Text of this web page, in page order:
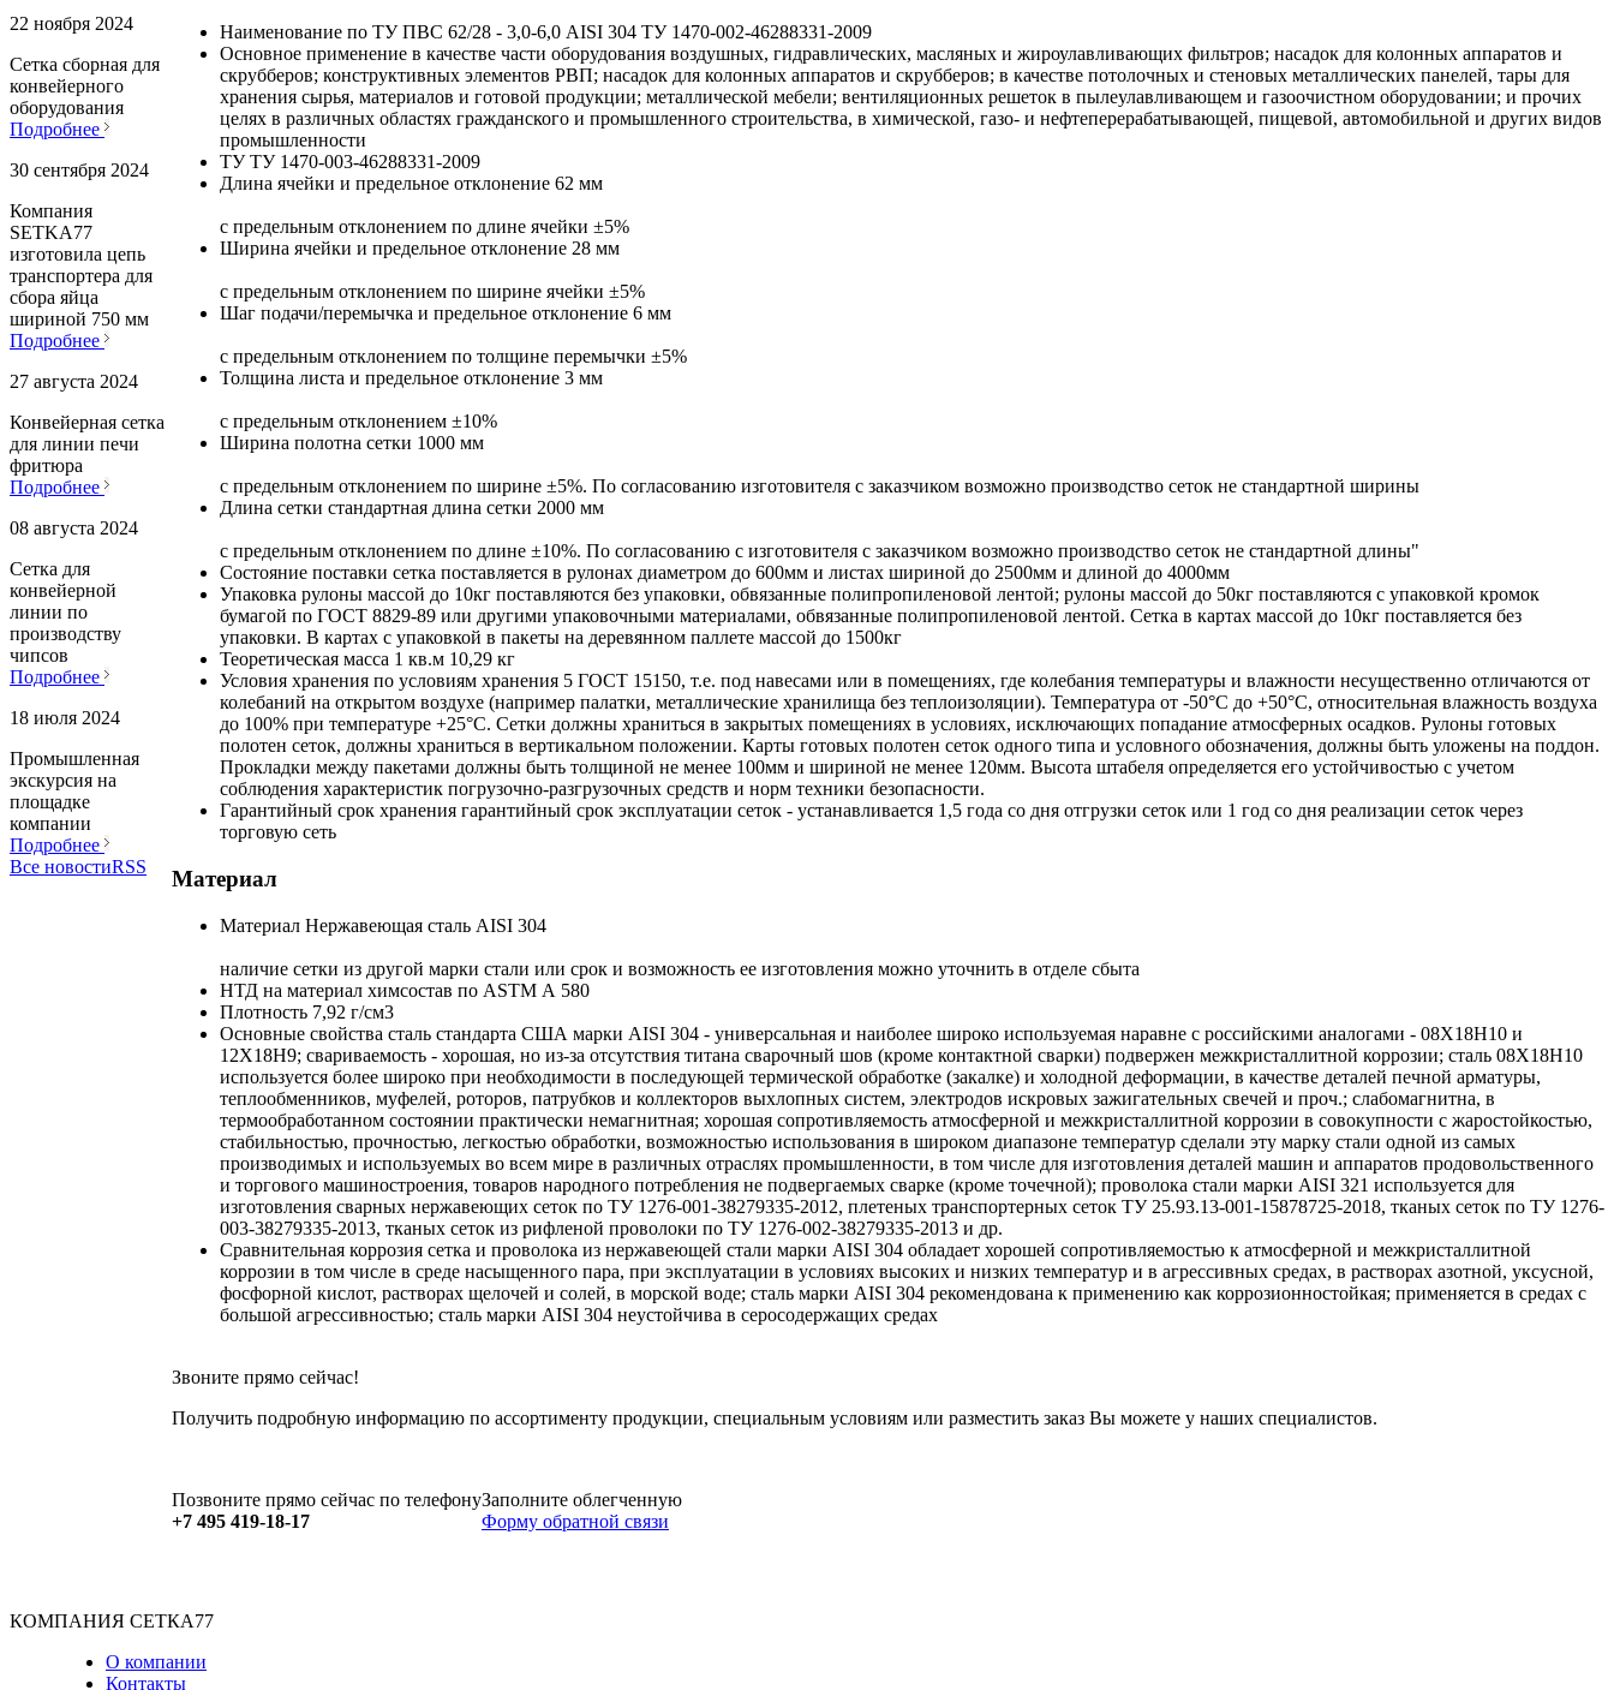
22 ноября 2024
Сетка сборная для
конвейерного
оборудования
Подробнее
30 сентября 2024
Компания
SETKA77
изготовила цепь
транспортера для
сбора яйца
шириной 750 мм
Подробнее
27 августа 2024
Конвейерная сетка
для линии печи
фритюра
Подробнее
08 августа 2024
Сетка для
конвейерной
линии по
производству
чипсов
Подробнее
18 июля 2024
Промышленная
экскурсия на
площадке
компании
Подробнее
Все новостиRSS
Наименование по ТУ ПВС 62/28 - 3,0-6,0 AISI 304 ТУ 1470-002-46288331-2009
Основное применение в качестве части оборудования воздушных, гидравлических, масляных и жироулавливающих фильтров; насадок для колонных аппаратов и
скрубберов; конструктивных элементов РВП; насадок для колонных аппаратов и скрубберов; в качестве потолочных и стеновых металлических панелей, тары для
хранения сырья, материалов и готовой продукции; металлической мебели; вентиляционных решеток в пылеулавливающем и газоочистном оборудовании; и прочих
целях в различных областях гражданского и промышленного строительства, в химической, газо- и нефтеперерабатывающей, пищевой, автомобильной и других видов
промышленности
ТУ ТУ 1470-003-46288331-2009
Длина ячейки и предельное отклонение 62 мм
с предельным отклонением по длине ячейки ±5%
Ширина ячейки и предельное отклонение 28 мм
с предельным отклонением по ширине ячейки ±5%
Шаг подачи/перемычка и предельное отклонение 6 мм
с предельным отклонением по толщине перемычки ±5%
Толщина листа и предельное отклонение 3 мм
с предельным отклонением ±10%
Ширина полотна сетки 1000 мм
с предельным отклонением по ширине ±5%. По согласованию изготовителя с заказчиком возможно производство сеток не стандартной ширины
Длина сетки стандартная длина сетки 2000 мм
с предельным отклонением по длине ±10%. По согласованию с изготовителя с заказчиком возможно производство сеток не стандартной длины"
Состояние поставки сетка поставляется в рулонах диаметром до 600мм и листах шириной до 2500мм и длиной до 4000мм
Упаковка рулоны массой до 10кг поставляются без упаковки, обвязанные полипропиленовой лентой; рулоны массой до 50кг поставляются с упаковкой кромок
бумагой по ГОСТ 8829-89 или другими упаковочными материалами, обвязанные полипропиленовой лентой. Сетка в картах массой до 10кг поставляется без
упаковки. В картах с упаковкой в пакеты на деревянном паллете массой до 1500кг
Теоретическая масса 1 кв.м 10,29 кг
Условия хранения по условиям хранения 5 ГОСТ 15150, т.е. под навесами или в помещениях, где колебания температуры и влажности несущественно отличаются от
колебаний на открытом воздухе (например палатки, металлические хранилища без теплоизоляции). Температура от -50°С до +50°С, относительная влажность воздуха
до 100% при температуре +25°С. Сетки должны храниться в закрытых помещениях в условиях, исключающих попадание атмосферных осадков. Рулоны готовых
полотен сеток, должны храниться в вертикальном положении. Карты готовых полотен сеток одного типа и условного обозначения, должны быть уложены на поддон.
Прокладки между пакетами должны быть толщиной не менее 100мм и шириной не менее 120мм. Высота штабеля определяется его устойчивостью с учетом
соблюдения характеристик погрузочно-разгрузочных средств и норм техники безопасности.
Гарантийный срок хранения гарантийный срок эксплуатации сеток - устанавливается 1,5 года со дня отгрузки сеток или 1 год со дня реализации сеток через
торговую сеть
Материал
Материал Нержавеющая сталь AISI 304
наличие сетки из другой марки стали или срок и возможность ее изготовления можно уточнить в отделе сбыта
НТД на материал химсостав по ASTM А 580
Плотность 7,92 г/см3
Основные свойства сталь стандарта США марки AISI 304 - универсальная и наиболее широко используемая наравне с российскими аналогами - 08Х18Н10 и
12Х18Н9; свариваемость - хорошая, но из-за отсутствия титана сварочный шов (кроме контактной сварки) подвержен межкристаллитной коррозии; сталь 08Х18Н10
используется более широко при необходимости в последующей термической обработке (закалке) и холодной деформации, в качестве деталей печной арматуры,
теплообменников, муфелей, роторов, патрубков и коллекторов выхлопных систем, электродов искровых зажигательных свечей и проч.; слабомагнитна, в
термообработанном состоянии практически немагнитная; хорошая сопротивляемость атмосферной и межкристаллитной коррозии в совокупности с жаростойкостью,
стабильностью, прочностью, легкостью обработки, возможностью использования в широком диапазоне температур сделали эту марку стали одной из самых
производимых и используемых во всем мире в различных отраслях промышленности, в том числе для изготовления деталей машин и аппаратов продовольственного
и торгового машиностроения, товаров народного потребления не подвергаемых сварке (кроме точечной); проволока стали марки AISI 321 используется для
изготовления сварных нержавеющих сеток по ТУ 1276-001-38279335-2012, плетеных транспортерных сеток ТУ 25.93.13-001-15878725-2018, тканых сеток по ТУ 1276-
003-38279335-2013, тканых сеток из рифленой проволоки по ТУ 1276-002-38279335-2013 и др.
Сравнительная коррозия сетка и проволока из нержавеющей стали марки AISI 304 обладает хорошей сопротивляемостью к атмосферной и межкристаллитной
коррозии в том числе в среде насыщенного пара, при эксплуатации в условиях высоких и низких температур и в агрессивных средах, в растворах азотной, уксусной,
фосфорной кислот, растворах щелочей и солей, в морской воде; сталь марки AISI 304 рекомендована к применению как коррозионностойкая; применяется в средах с
большой агрессивностью; сталь марки AISI 304 неустойчива в серосодержащих средах
Звоните прямо сейчас!
Получить подробную информацию по ассортименту продукции, специальным условиям или разместить заказ Вы можете у наших специалистов.
Позвоните прямо сейчас по телефону
+7 495 419-18-17
Заполните облегченную
Форму обратной связи
КОМПАНИЯ СЕТКА77
О компании
Контакты